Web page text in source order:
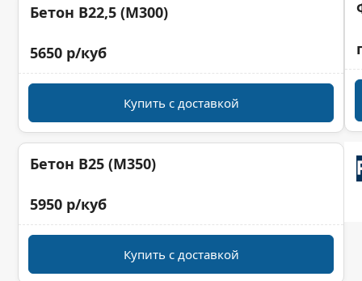
Бетон B22,5 (M300)
5650 р/куб
Купить с доставкой
Бетон B25 (M350)
5950 р/куб
Купить с доставкой